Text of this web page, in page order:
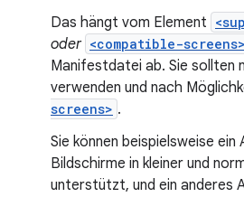
Das hängt vom Element
oder <compatible-screens>
Manifestdatei ab. Sie sollten
verwenden und nach
screens> .
Sie können beispielsweise
Bildschirme in kleiner und
unterstützt, und ein anderes